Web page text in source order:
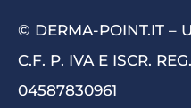
© DERMA-POINT.IT –
C.F. P. IVA E ISCR.
04587830961